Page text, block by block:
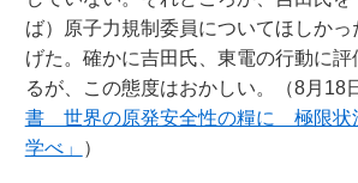
ば）原子力規制委員についてほしかっ
げた。確かに吉田氏、東電の行動に
るが、この態度はおかしい。（8月18
書 世界の原発安全性の糧に 極限状
学べ」
）